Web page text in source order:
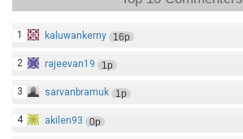
1 kaluwankerny 16p
2 rajeevan19 1p
3 sarvanbramuk 1p
4 akilen93 0p